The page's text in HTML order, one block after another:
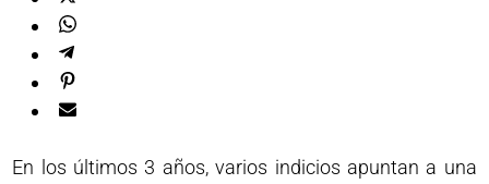
En los últimos 3 años, varios indicios apuntan a una